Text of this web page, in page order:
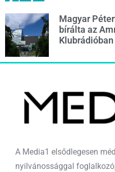
Magyar
bírálta az
Klubrádióban
A Media1 elsődlegesen
nyilvánossággal